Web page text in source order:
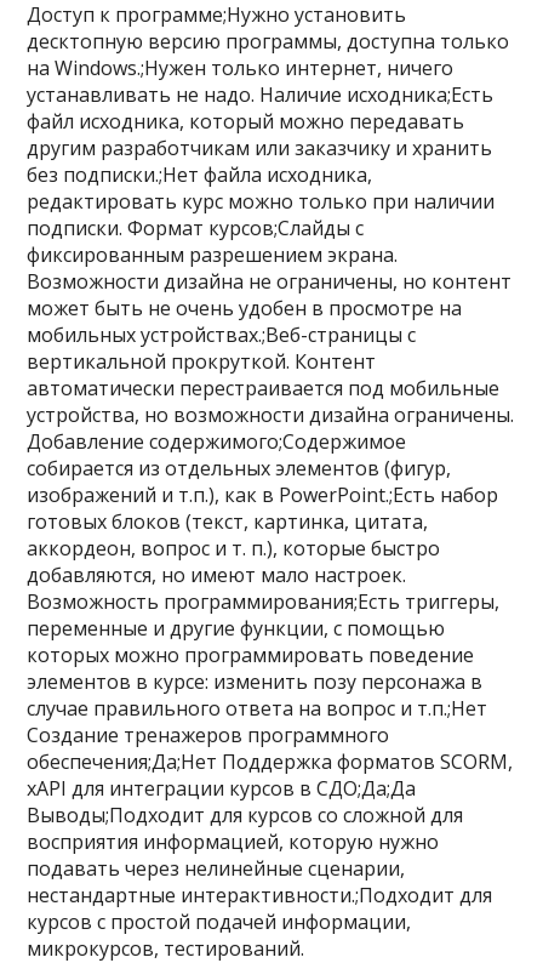
Доступ к программе;Нужно установить
десктопную версию программы, доступна только
на Windows.;Нужен только интернет, ничего
устанавливать не надо. Наличие исходника;Есть
файл исходника, который можно передавать
другим разработчикам или заказчику и хранить
без подписки.;Нет файла исходника,
редактировать курс можно только при наличии
подписки. Формат курсов;Слайды с
фиксированным разрешением экрана.
Возможности дизайна не ограничены, но контент
может быть не очень удобен в просмотре на
мобильных устройствах.;Веб-страницы с
вертикальной прокруткой. Контент
автоматически перестраивается под мобильные
устройства, но возможности дизайна ограничены.
Добавление содержимого;Содержимое
собирается из отдельных элементов (фигур,
изображений и т.п.), как в PowerPoint.;Есть набор
готовых блоков (текст, картинка, цитата,
аккордеон, вопрос и т. п.), которые быстро
добавляются, но имеют мало настроек.
Возможность программирования;Есть триггеры,
переменные и другие функции, с помощью
которых можно программировать поведение
элементов в курсе: изменить позу персонажа в
случае правильного ответа на вопрос и т.п.;Нет
Создание тренажеров программного
обеспечения;Да;Нет Поддержка форматов SCORM,
xAPI для интеграции курсов в СДО;Да;Да
Выводы;Подходит для курсов со сложной для
восприятия информацией, которую нужно
подавать через нелинейные сценарии,
нестандартные интерактивности.;Подходит для
курсов с простой подачей информации,
микрокурсов, тестирований.